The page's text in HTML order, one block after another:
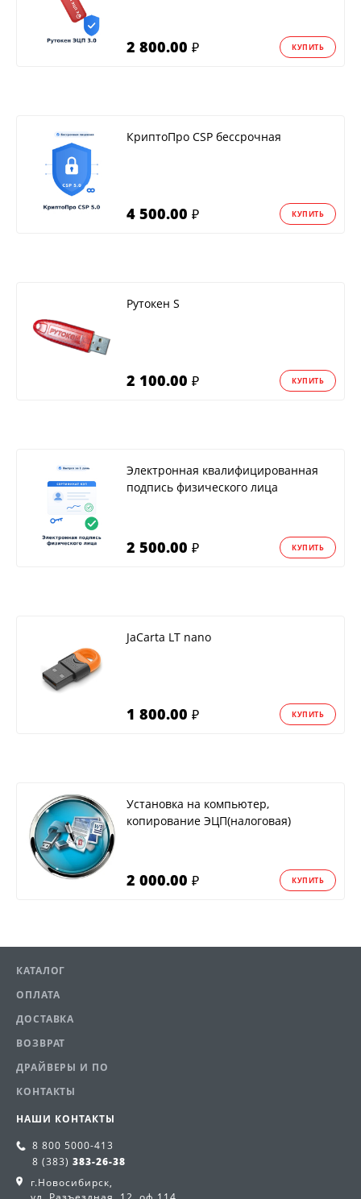
2 800.00 ₽ КУПИТЬ
КриптоПро CSP бессрочная
4 500.00 ₽ КУПИТЬ
Рутокен S
2 100.00 ₽ КУПИТЬ
Электронная квалифицированная
подпись физического лица
2 500.00 ₽ КУПИТЬ
JaCarta LT nano
1 800.00 ₽ КУПИТЬ
Установка на компьютер,
копирование ЭЦП(налоговая)
2 000.00 ₽ КУПИТЬ
КАТАЛОГ
ОПЛАТА
ДОСТАВКА
ВОЗВРАТ
ДРАЙВЕРЫ И ПО
КОНТАКТЫ
НАШИ КОНТАКТЫ
8 800 5000-413
8 (383) 383-26-38
г.Новосибирск,